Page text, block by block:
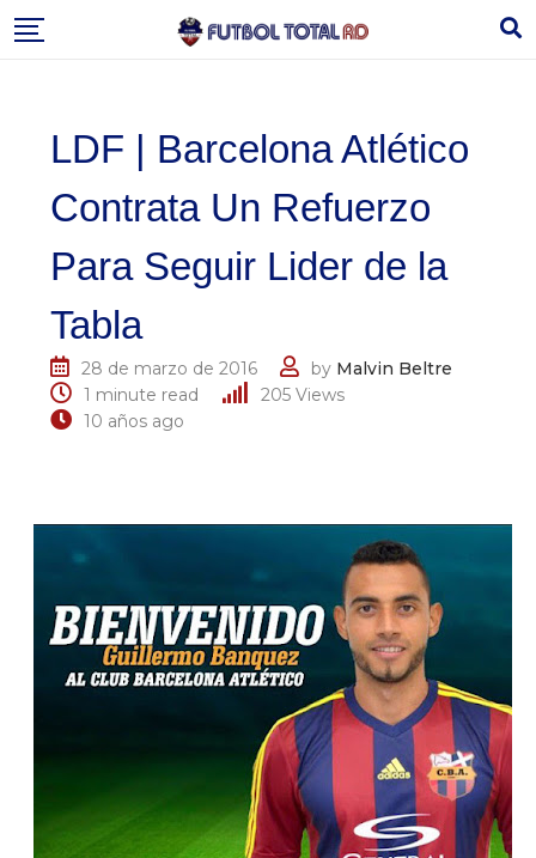
to
LDF | Barcelona Atlético
Contrata Un Refuerzo
Para Seguir Lider de la
Tabla
28 de marzo de 2016 by Malvin Beltre
1 minute read
205 Views
10 años ago